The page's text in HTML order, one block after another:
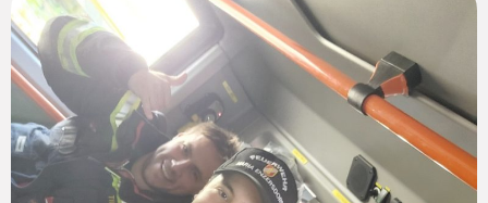
Die Zunkunft unserer
Feuerwehr!
Entdecke die Feuerwehrjugend